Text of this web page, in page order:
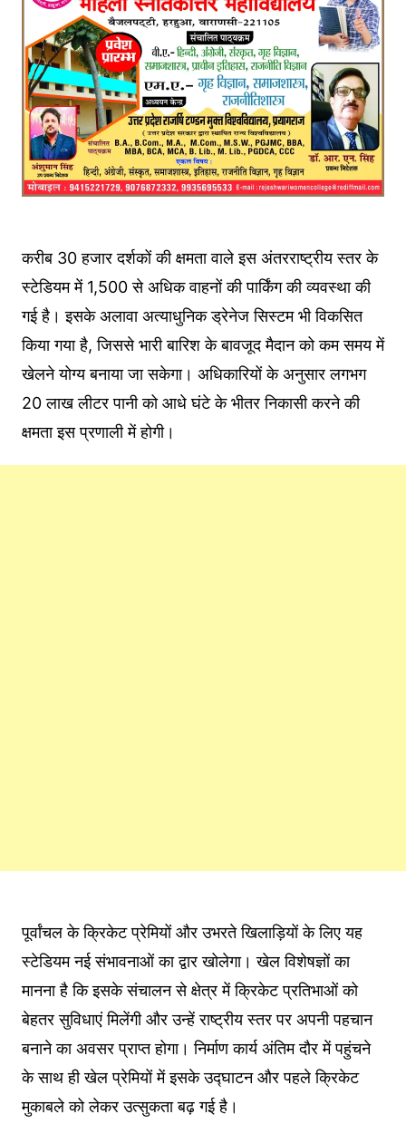
करीब 30 हजार दर्शकों की क्षमता वाले इस अंतरराष्ट्रीय स्तर के
स्टेडियम में 1,500 से अधिक वाहनों की पार्किंग की व्यवस्था की
गई है। इसके अलावा अत्याधुनिक ड्रेनेज सिस्टम भी विकसित
किया गया है, जिससे भारी बारिश के बावजूद मैदान को कम समय में
खेलने योग्य बनाया जा सकेगा। अधिकारियों के अनुसार लगभग
20 लाख लीटर पानी को आधे घंटे के भीतर निकासी करने की
क्षमता इस प्रणाली में होगी।
पूर्वांचल के क्रिकेट प्रेमियों और उभरते खिलाड़ियों के लिए यह
स्टेडियम नई संभावनाओं का द्वार खोलेगा। खेल विशेषज्ञों का
मानना है कि इसके संचालन से क्षेत्र में क्रिकेट प्रतिभाओं को
बेहतर सुविधाएं मिलेंगी और उन्हें राष्ट्रीय स्तर पर अपनी पहचान
बनाने का अवसर प्राप्त होगा। निर्माण कार्य अंतिम दौर में पहुंचने
के साथ ही खेल प्रेमियों में इसके उद्घाटन और पहले क्रिकेट
मुकाबले को लेकर उत्सुकता बढ़ गई है।